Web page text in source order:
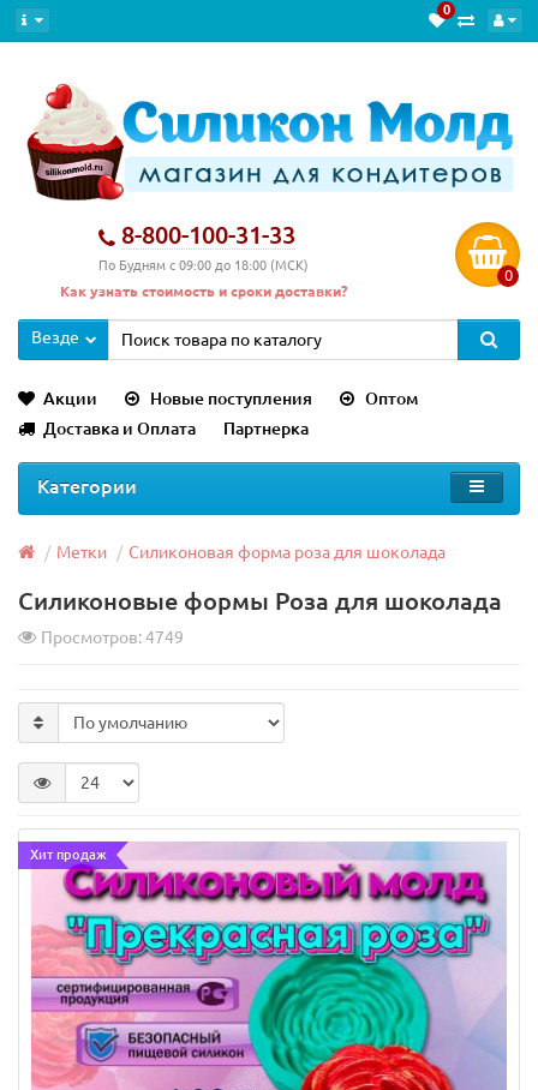
0
8-800-100-31-33
По Будням с 09:00 до 18:00 (МСК)
Как узнать стоимость и сроки доставки?
0
Везде
Акции Новые поступления
Оптом
Доставка и Оплата
Партнерка
Категории
Метки Силиконовая форма роза для шоколада
Венчик кухонный с толстыми струнами 32 см
Диаметр: 6,5 см Длина:
150 руб.
Арт: 13985
В корзину
Хит продаж
Силиконовые формы Роза для шоколада
Просмотров: 4749
Хит продаж